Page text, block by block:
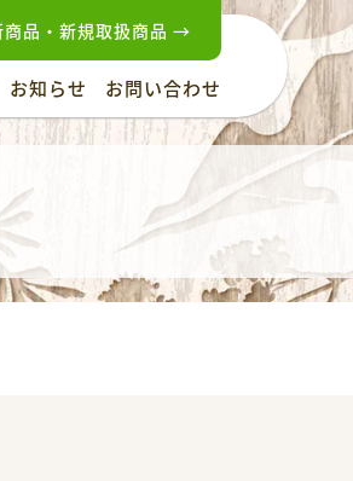
お知らせ お問い合わせ
商品・新規取扱商品 →